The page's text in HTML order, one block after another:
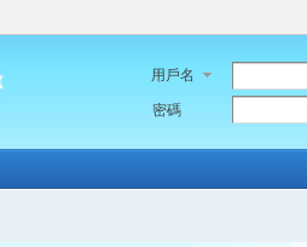
用戶名
密碼